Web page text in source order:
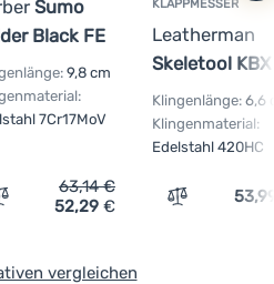
Sumo
Black FE
9,8 cm
7Cr17MoV
63,14€
52,29 €
KLAPPMESSER
Leatherman
Skeletool KBX
Klingenlänge: 6,6
Klingenmaterial:
Edelstahl 420HC
Vergleichen
vergleichen